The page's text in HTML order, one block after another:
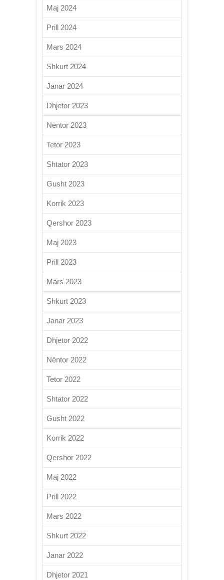
Maj 2024
Prill 2024
Mars 2024
Shkurt 2024
Janar 2024
Dhjetor 2023
Nëntor 2023
Tetor 2023
Shtator 2023
Gusht 2023
Korrik 2023
Qershor 2023
Maj 2023
Prill 2023
Mars 2023
Shkurt 2023
Janar 2023
Dhjetor 2022
Nëntor 2022
Tetor 2022
Shtator 2022
Gusht 2022
Korrik 2022
Qershor 2022
Maj 2022
Prill 2022
Mars 2022
Shkurt 2022
Janar 2022
Dhjetor 2021